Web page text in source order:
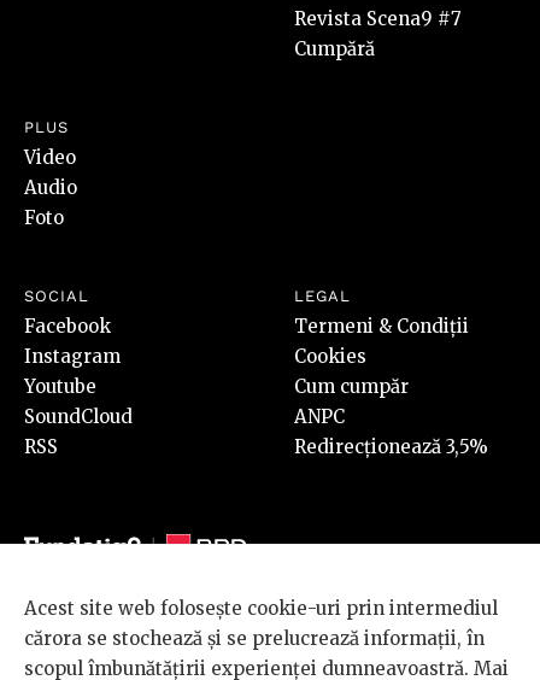
Revista Scena9 #7
Cumpără
PLUS
Video
Audio
Foto
SOCIAL
Facebook
Instagram
Youtube
SoundCloud
RSS
LEGAL
Termeni & Condiții
Cookies
Cum cumpăr
ANPC
Redirecționează 3,5%
© 2026 BRD Groupe Société Générale, toate drepturile rezervate.
Scena 9 este un proiect sustinut de
BRD GROUPE SOCIÉTÉ
Acest site web folosește cookie-uri prin intermediul
cărora se stochează și se prelucrează informații, în
scopul îmbunătățirii experienței dumneavoastră. Mai